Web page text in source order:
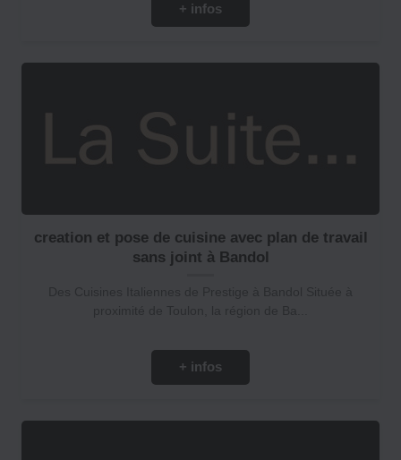
+ infos
creation et pose de cuisine avec plan de travail
sans joint à Bandol
+ infos